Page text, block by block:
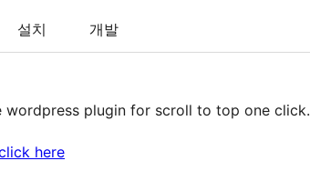
설치 개발
wordpress plugin for scroll to top one click.
here